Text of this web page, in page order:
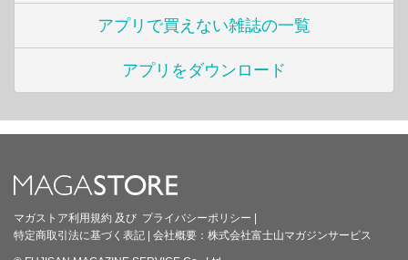
アプリで買えない雑誌の一覧
アプリをダウンロード
マガストア利用規約 及び プライバシーポリシー
特定商取引法に基づく表記
会社概要： 株式会社富士山マガジンサービス